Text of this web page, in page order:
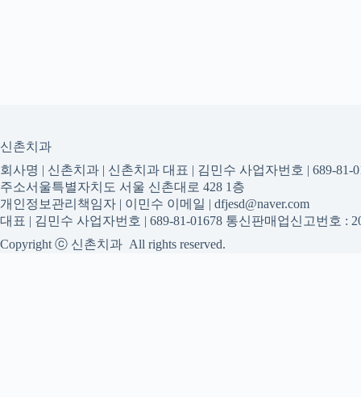
신촌치과
회사명 | 신촌치과 | 신촌치과 대표 | 김민수 사업자번호 | 689-81-
주소서울특별자치도 서울 신촌대로 428 1층
개인정보관리책임자 | 이민수 이메일 | dfjesd@naver.com
대표 | 김민수 사업자번호 | 689-81-01678 통신판매업신고번호 :
Copyright ⓒ 신촌치과 All rights reserved.